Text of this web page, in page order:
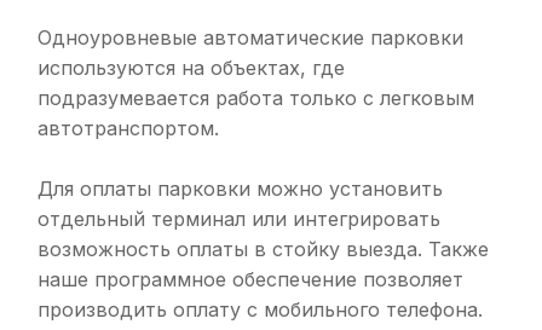
Одноуровневые автоматические парковки
используются на объектах, где
подразумевается работа только с легковым
автотранспортом.
Для оплаты парковки можно установить
отдельный терминал или интегрировать
возможность оплаты в стойку выезда. Также
наше программное обеспечение позволяет
производить оплату с мобильного телефона.